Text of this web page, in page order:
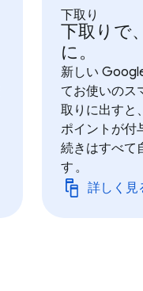
下取り
下取りで
に。
新しい
てお使いのス
取りに出すと
ポイントが付
続きはすべて
す 。
詳しく見